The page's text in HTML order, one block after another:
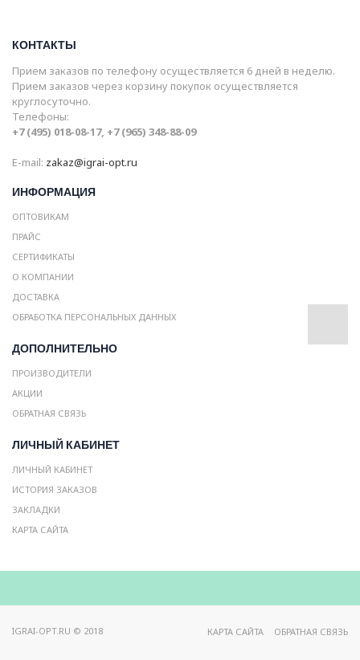
КОНТАКТЫ
Прием заказов по телефону осуществляется 6 дней в неделю.
Прием заказов через корзину покупок осуществляется
круглосуточно.
Телефоны:
+7 (495) 018-08-17, +7 (965) 348-88-09
E-mail: zakaz@igrai-opt.ru
ИНФОРМАЦИЯ
ОПТОВИКАМ
ПРАЙС
СЕРТИФИКАТЫ
О КОМПАНИИ
ДОСТАВКА
ОБРАБОТКА ПЕРСОНАЛЬНЫХ ДАННЫХ
ДОПОЛНИТЕЛЬНО
ПРОИЗВОДИТЕЛИ
АКЦИИ
ОБРАТНАЯ СВЯЗЬ
ЛИЧНЫЙ КАБИНЕТ
ЛИЧНЫЙ КАБИНЕТ
ИСТОРИЯ ЗАКАЗОВ
ЗАКЛАДКИ
КАРТА САЙТА
IGRAI-OPT.RU © 2018 КАРТА САЙТА ОБРАТНАЯ СВЯЗЬ